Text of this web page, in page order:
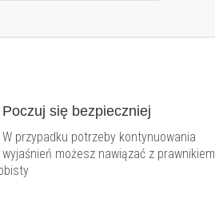
Poczuj się bezpieczniej
W przypadku potrzeby kontynuowania
wyjaśnień możesz nawiązać z prawnikiem